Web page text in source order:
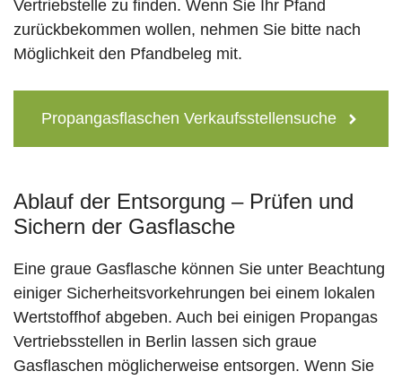
Vertriebstelle zu finden. Wenn Sie Ihr Pfand
zurückbekommen wollen, nehmen Sie bitte nach
Möglichkeit den Pfandbeleg mit.
Propangasflaschen Verkaufsstellensuche
Ablauf der Entsorgung – Prüfen und
Sichern der Gasflasche
Eine graue Gasflasche können Sie unter Beachtung
einiger Sicherheitsvorkehrungen bei einem lokalen
Wertstoffhof abgeben. Auch bei einigen Propangas
Vertriebsstellen in Berlin lassen sich graue
Gasflaschen möglicherweise entsorgen. Wenn Sie